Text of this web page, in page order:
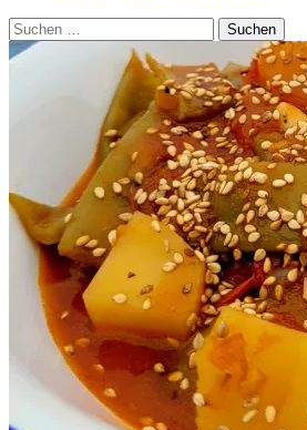
Suchen
nach: